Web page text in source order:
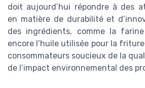
doit aujourd’hui répondre à des
en matière de durabilité et
des ingrédients, comme la
encore l’huile utilisée pour la
consommateurs soucieux de la
de l’impact environnemental des